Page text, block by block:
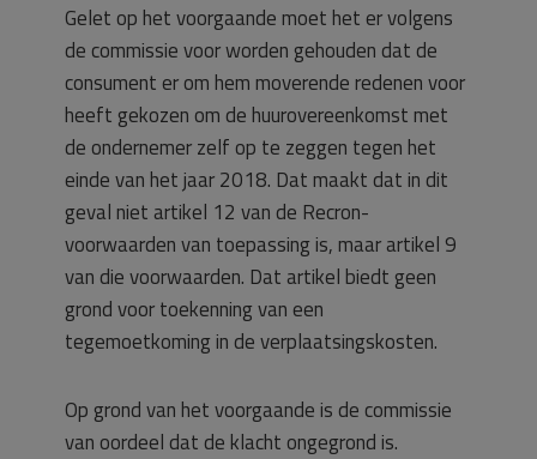
Gelet op het voorgaande moet het er volgens
de commissie voor worden gehouden dat de
consument er om hem moverende redenen voor
heeft gekozen om de huurovereenkomst met
de ondernemer zelf op te zeggen tegen het
einde van het jaar 2018. Dat maakt dat in dit
geval niet artikel 12 van de Recron-
voorwaarden van toepassing is, maar artikel 9
van die voorwaarden. Dat artikel biedt geen
grond voor toekenning van een
tegemoetkoming in de verplaatsingskosten.
Op grond van het voorgaande is de commissie
van oordeel dat de klacht ongegrond is.